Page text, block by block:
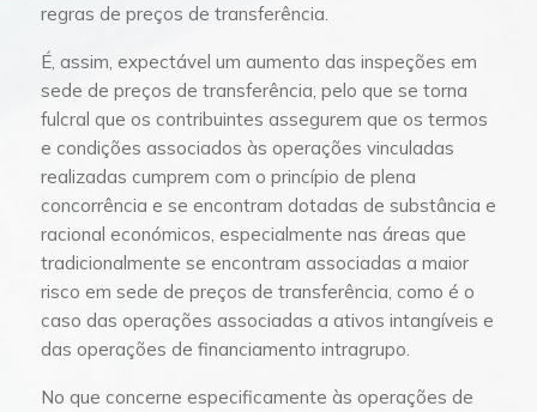
regras de preços de transferência.
É, assim, expectável um aumento das inspeções em
sede de preços de transferência, pelo que se torna
fulcral que os contribuintes assegurem que os termos
e condições associados às operações vinculadas
realizadas cumprem com o princípio de plena
concorrência e se encontram dotadas de substância e
racional económicos, especialmente nas áreas que
tradicionalmente se encontram associadas a maior
risco em sede de preços de transferência, como é o
caso das operações associadas a ativos intangíveis e
das operações de financiamento intragrupo.
No que concerne especificamente às operações de